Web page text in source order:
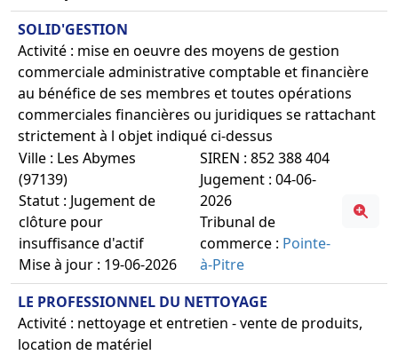
SOLID'GESTION
Activité : mise en oeuvre des moyens de gestion
commerciale administrative comptable et financière
au bénéfice de ses membres et toutes opérations
commerciales financières ou juridiques se rattachant
strictement à l objet indiqué ci-dessus
Ville : Les Abymes
(97139)
Statut : Jugement de
clôture pour
insuffisance d'actif
Mise à jour : 19-06-2026
SIREN : 852 388 404
Jugement : 04-06-
2026
Tribunal de
commerce : Pointe-
à-Pitre
LE PROFESSIONNEL DU NETTOYAGE
Activité : nettoyage et entretien - vente de produits,
location de matériel